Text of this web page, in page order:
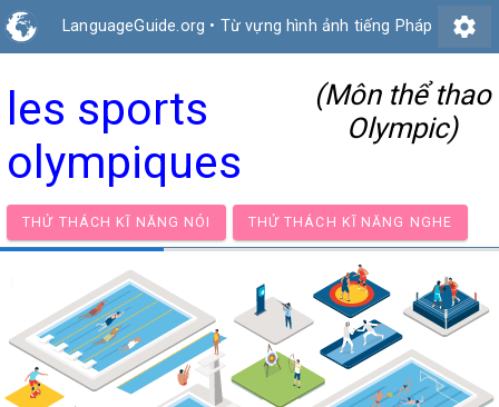
LanguageGuide.org • Từ vựng hình ảnh tiếng Pháp settings
les sports
olympiques
(Môn thể thao
Olympic)
THỬ THÁCH KĨ NĂNG NÓI THỬ THÁCH KĨ NĂNG